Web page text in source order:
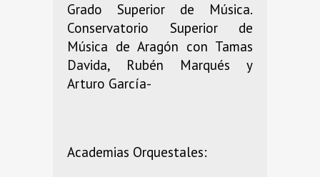
Grado Superior de Música.
Conservatorio Superior de
Música de Aragón con Tamas
Davida, Rubén Marqués y
Arturo García-
Academias Orquestales: